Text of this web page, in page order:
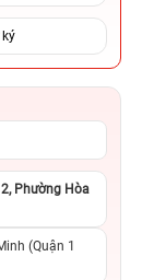
Phường Hòa
(Quận 1